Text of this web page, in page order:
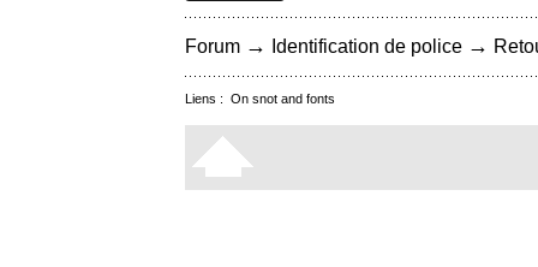
Forum → Identification de police →
Liens : On snot and fonts